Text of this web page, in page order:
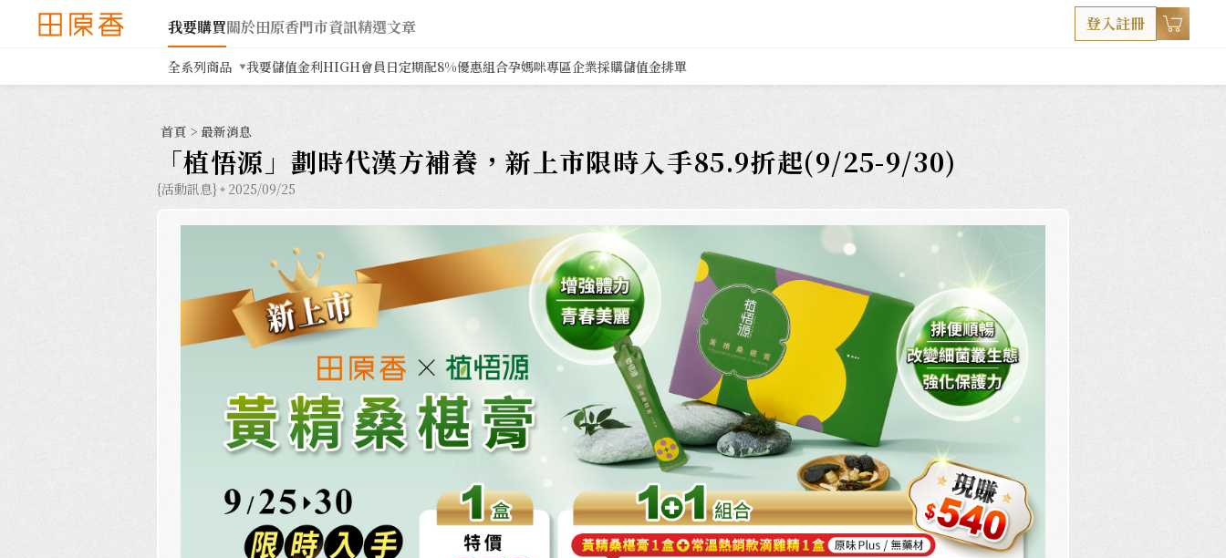
我要購買關於田原香門市資訊精選文章 登入註冊
全系列商品 我要儲值金利HIGH會員日定期配8%優惠組合孕媽咪專區企業採購儲值金排單
首頁 > 最新消息
「植悟源」劃時代漢方補養，新上市限時入手85.9折起(9/25-9/30)
{活動訊息} 2025/09/25